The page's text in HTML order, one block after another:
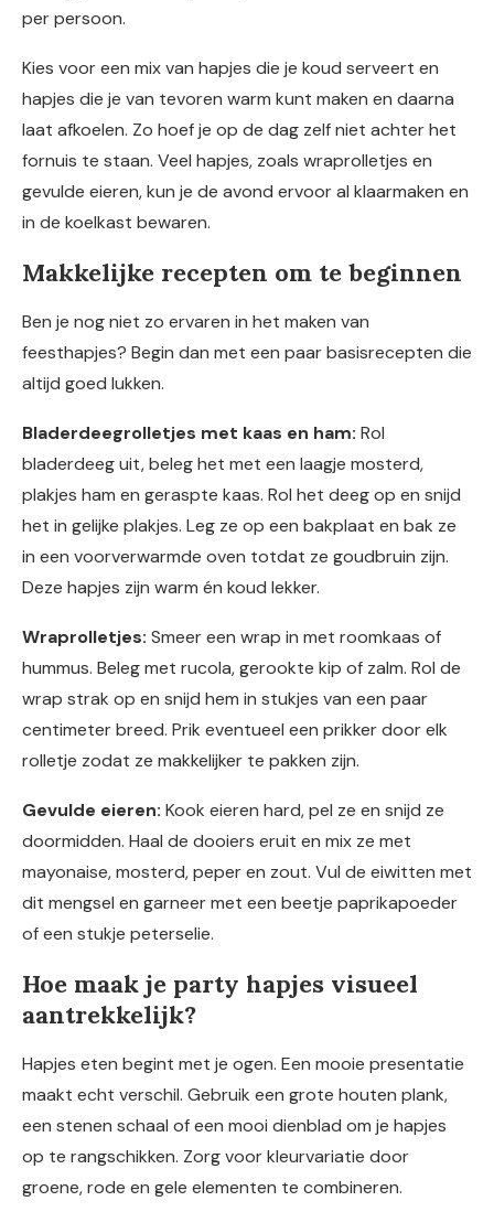
per persoon.
Kies voor een mix van hapjes die je koud serveert en
hapjes die je van tevoren warm kunt maken en daarna
laat afkoelen. Zo hoef je op de dag zelf niet achter het
fornuis te staan. Veel hapjes, zoals wraprolletjes en
gevulde eieren, kun je de avond ervoor al klaarmaken en
in de koelkast bewaren.
Makkelijke recepten om te beginnen
Ben je nog niet zo ervaren in het maken van
feesthapjes? Begin dan met een paar basisrecepten die
altijd goed lukken.
Bladerdeegrolletjes met kaas en ham: Rol
bladerdeeg uit, beleg het met een laagje mosterd,
plakjes ham en geraspte kaas. Rol het deeg op en snijd
het in gelijke plakjes. Leg ze op een bakplaat en bak ze
in een voorverwarmde oven totdat ze goudbruin zijn.
Deze hapjes zijn warm én koud lekker.
Wraprolletjes: Smeer een wrap in met roomkaas of
hummus. Beleg met rucola, gerookte kip of zalm. Rol de
wrap strak op en snijd hem in stukjes van een paar
centimeter breed. Prik eventueel een prikker door elk
rolletje zodat ze makkelijker te pakken zijn.
Gevulde eieren: Kook eieren hard, pel ze en snijd ze
doormidden. Haal de dooiers eruit en mix ze met
mayonaise, mosterd, peper en zout. Vul de eiwitten met
dit mengsel en garneer met een beetje paprikapoeder
of een stukje peterselie.
Hoe maak je party hapjes visueel
aantrekkelijk?
Hapjes eten begint met je ogen. Een mooie presentatie
maakt echt verschil. Gebruik een grote houten plank,
een stenen schaal of een mooi dienblad om je hapjes
op te rangschikken. Zorg voor kleurvariatie door
groene, rode en gele elementen te combineren.